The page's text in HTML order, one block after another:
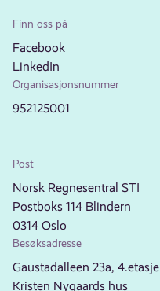
Finn oss på
Facebook
LinkedIn
Organisasjonsnummer
952125001
Post
Norsk Regnesentral STI
Postboks 114 Blindern
0314 Oslo
Besøksadresse
Gaustadalleen 23a, 4.etasje
Kristen Nygaards hus